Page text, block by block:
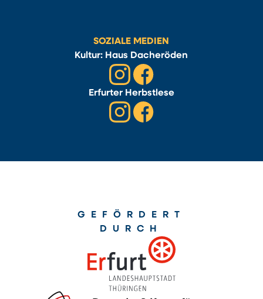
SOZIALE MEDIEN
Kultur: Haus Dacheröden
Erfurter Herbstlese
GEFÖRDERT
DURCH